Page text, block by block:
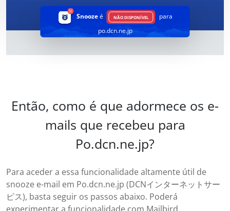
Snoozeé NÃO DISPONÍVEL
para
po.dcn.ne.jp
Então, como é que adormece os e-
mails que recebeu para
Po.dcn.ne.jp?
Para aceder a essa funcionalidade altamente útil de
snooze e-mail em Po.dcn.ne.jp (DCNインターネットサー
ビス), basta seguir os passos abaixo. Poderá